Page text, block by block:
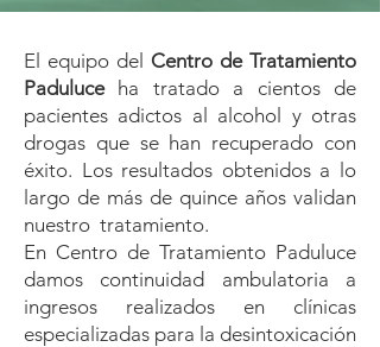
El equipo del Centro de Tratamiento
Paduluceha tratado a cientos de
pacientes adictos al alcohol y otras
drogas que se han recuperado con
éxito. Los resultados obtenidos a lo
largo de más de quince años validan
nuestro tratamiento.
En Centro de Tratamiento Paduluce
damos continuidad ambulatoria a
ingresos realizados en clínicas
especializadas para la desintoxicación